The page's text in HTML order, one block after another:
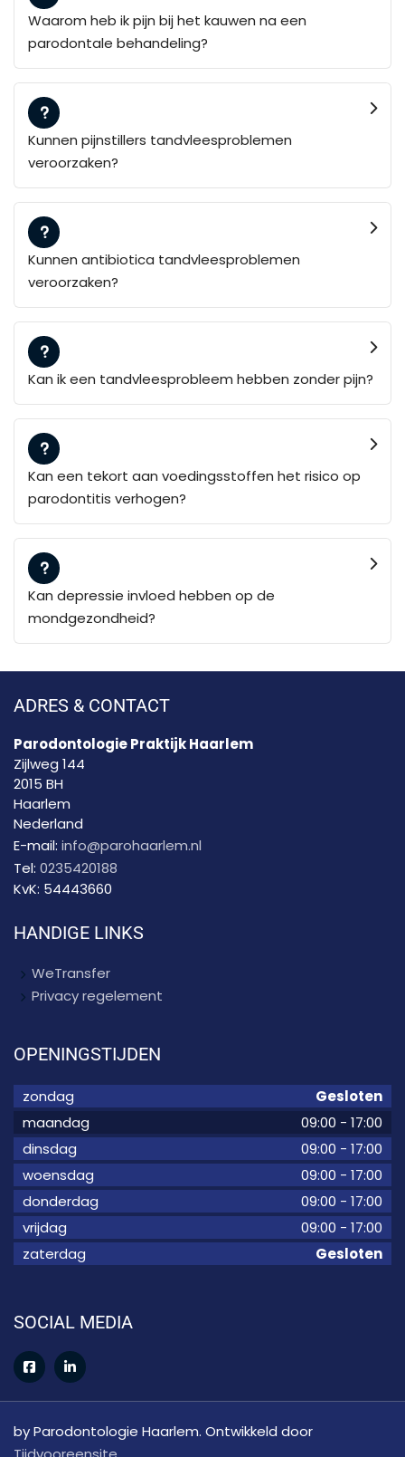
Waarom heb ik pijn bij het kauwen na een
parodontale behandeling?
Kunnen pijnstillers tandvleesproblemen
veroorzaken?
Kunnen antibiotica tandvleesproblemen
veroorzaken?
Kan ik een tandvleesprobleem hebben zonder pijn?
Kan een tekort aan voedingsstoffen het risico op
parodontitis verhogen?
Kan depressie invloed hebben op de
mondgezondheid?
ADRES & CONTACT
Parodontologie Praktijk Haarlem
Zijlweg 144
2015 BH
Haarlem
Nederland
E-mail: info@parohaarlem.nl
Tel: 0235420188
KvK: 54443660
HANDIGE LINKS
WeTransfer
Privacy regelement
OPENINGSTIJDEN
zondag
Gesloten
maandag
09:00 - 17:00
dinsdag
09:00 - 17:00
woensdag
09:00 - 17:00
donderdag
09:00 - 17:00
vrijdag
09:00 - 17:00
zaterdag
Gesloten
SOCIAL MEDIA
by Parodontologie Haarlem. Ontwikkeld door